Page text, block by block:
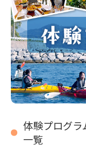
体験プログラ
一覧